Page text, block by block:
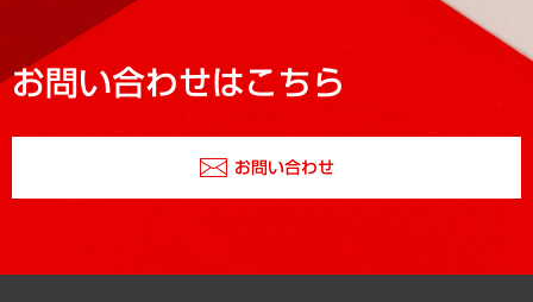
お問い合わせはこちら
お問い合わせ